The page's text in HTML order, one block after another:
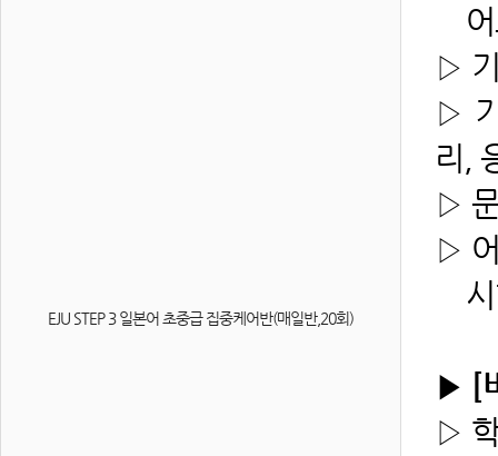
EJU STEP 3 일본어 초중급 집중케어반(매일반,20회)
어
▷
▷
리,
▷
▷
시
▶ [
▷